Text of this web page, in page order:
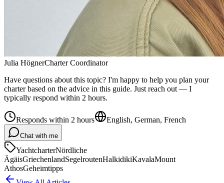
Julia HögnerCharter Coordinator
Have questions about this topic? I'm happy to help you plan your
charter based on the advice in this guide. Just reach out — I
typically respond within 2 hours.
Responds within 2 hours English, German, French
Chat with me
YachtcharterNördliche
ÄgäisGriechenlandSegelroutenHalkidikiKavalaMount
AthosGeheimtipps